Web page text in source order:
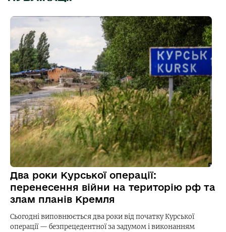
Два роки Курської операції:
перенесення війни на територію рф та
злам планів Кремля
Сьогодні виповнюється два роки від початку Курської
операції — безпрецедентної за задумом і виконанням